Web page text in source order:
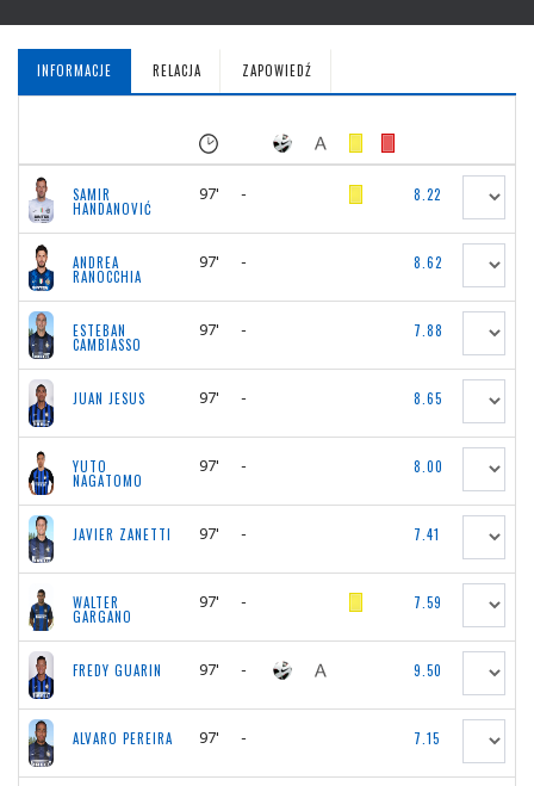
INFORMACJE RELACJA ZAPOWIEDŹ
SAMIR
HANDANOVIĆ
97' - 8.22
ANDREA
RANOCCHIA
97' - 8.62
ESTEBAN
CAMBIASSO
97' - 7.88
JUAN JESUS 97' - 8.65
YUTO
NAGATOMO
97' - 8.00
JAVIER ZANETTI 97' - 7.41
WALTER
GARGANO
97' - 7.59
FREDY GUARIN 97' - 9.50
ALVARO PEREIRA 97' - 7.15